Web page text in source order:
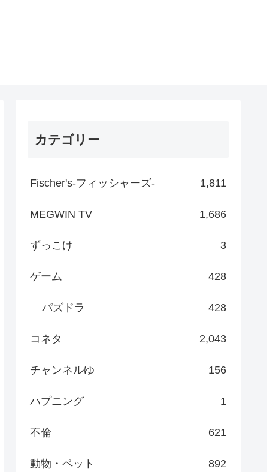
カテゴリー
Fischer's-フィッシャーズ- 1,811
MEGWIN TV 1,686
ずっこけ 3
ゲーム 428
パズドラ 428
コネタ 2,043
チャンネルゆ 156
ハプニング 1
不倫 621
動物・ペット 892